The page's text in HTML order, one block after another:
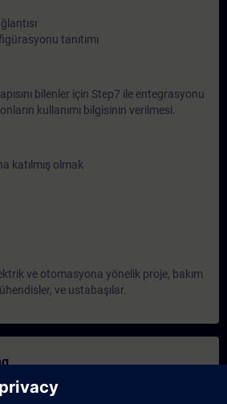
tanıtımı
bilenler için Step7 ile entegrasyonu
kullanımı bilgisinin verilmesi.
katılmış olmak
ve otomasyona yönelik proje, bakım
ve ustabaşılar.
AM